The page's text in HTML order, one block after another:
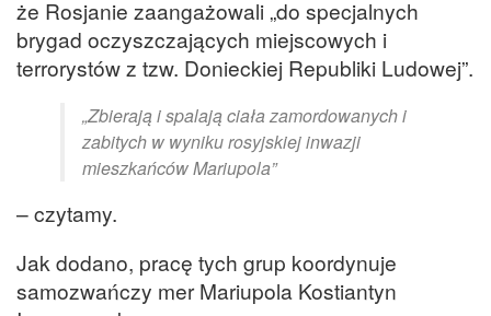
że Rosjanie zaangażowali „do specjalnych
brygad oczyszczających miejscowych i
terrorystów z tzw. Donieckiej Republiki Ludowej”.
„Zbierają i spalają ciała zamordowanych i
zabitych w wyniku rosyjskiej inwazji
mieszkańców Mariupola”
– czytamy.
Jak dodano, pracę tych grup koordynuje
samozwańczy mer Mariupola Kostiantyn